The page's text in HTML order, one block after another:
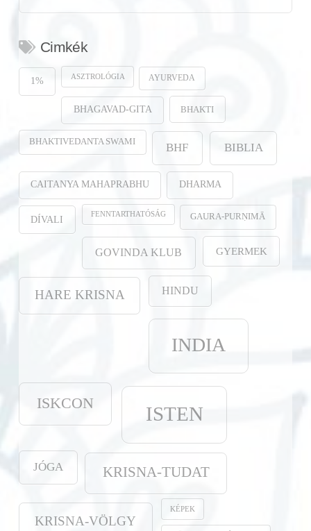
Cimkék
1% ASZTROLÓGIA AYURVEDA
BHAGAVAD-GITA BHAKTI
BHAKTIVEDANTA SWAMI BHF BIBLIA
CAITANYA MAHAPRABHU DHARMA
DÍVALI FENNTARTHATÓSÁG GAURA-PURṆIMĀ
GOVINDA KLUB GYERMEK
HARE KRISNA HINDU
INDIA
ISKCON ISTEN
JÓGA KRISNA-TUDAT
KRISNA-VÖLGY
KÉPEK